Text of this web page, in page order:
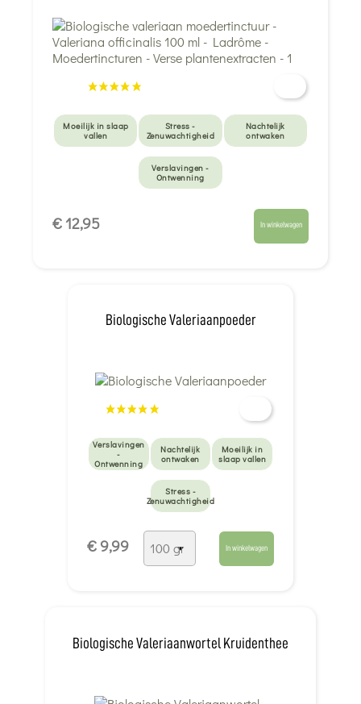
Moeilijk in slaap
vallen
Stress -
Zenuwachtigheid
Nachtelijk
ontwaken
Verslavingen -
Ontwenning
€ 12,95 In winkelwagen
Biologische Valeriaanpoeder
Verslavingen
-
Ontwenning
Nachtelijk
ontwaken
Moeilijk in
slaap vallen
Stress -
Zenuwachtigheid
€ 9,99 In winkelwagen
Biologische Valeriaanwortel Kruidenthee